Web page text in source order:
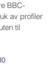
BBC-
av profiler
til